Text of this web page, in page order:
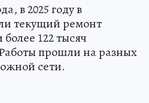
в 2025 году в
текущий ремонт
122 тысяч
прошли на разных
сети.